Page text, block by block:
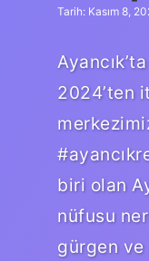
Tarih: Kasım 8,
2024’ten
biri olan
nüfusu
gürgen ve